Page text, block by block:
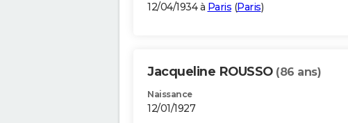
12/04/1934 à Paris (Paris)
Jacqueline ROUSSO (86 ans)
Naissance
12/01/1927